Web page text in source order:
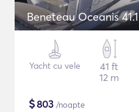
Beneteau Oceanis 41.1
Yacht cu vele
41 ft
12 m
$803 /noapte